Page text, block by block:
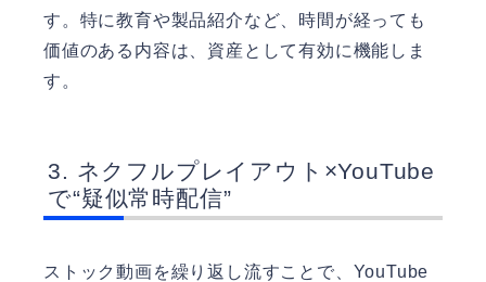
す。特に教育や製品紹介など、時間が経っても
価値のある内容は、資産として有効に機能しま
す。
ネクフルプレイアウト×YouTube
で“疑似常時配信”
ストック動画を繰り返し流すことで、YouTube